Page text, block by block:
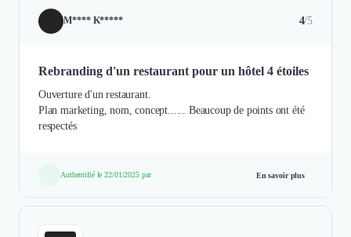
M**** K***** 4/5
Rebranding d'un restaurant pour un hôtel 4 étoiles
Ouverture d'un restaurant.
Plan marketing, nom, concept...... Beaucoup de points ont été
respectés
Authentifié le 22/01/2025 par En savoir plus